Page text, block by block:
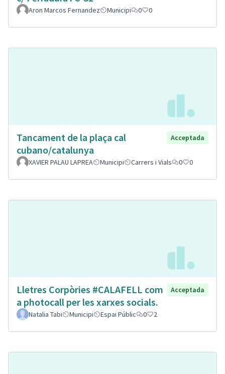
Aron Marcos Fernandez Municipi 0 0
Tancament de la plaça cal
cubano/catalunya
Acceptada
XAVIER PALAU LAPREA Municipi Carrers i Vials 0 0
Lletres Corpòries #CALAFELL com
a photocall per les xarxes socials.
Acceptada
Natalia Tabi Municipi Espai Públic 0 2